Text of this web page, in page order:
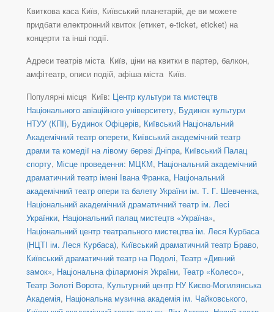
Квиткова каса Київ, Київський планетарій, де ви можете
придбати електронний квиток (етикет, e-ticket, eticket) на
концерти та інші події.
Адреси театрів міста Київ, ціни на квитки в партер, балкон,
амфітеатр, описи подій, афіша міста Київ.
Популярні місця Київ: Центр культури та мистецтв
Національного авіаційного університету, Будинок культури
НТУУ (КПІ), Будинок Офіцерів, Київський Національний
Академічний театр оперети, Київський академічний театр
драми та комедії на лівому березі Дніпра, Київський Палац
спорту, Місце проведення: МЦКМ, Національний академічний
драматичний театр імені Івана Франка, Національний
академічний театр опери та балету України ім. Т. Г. Шевченка,
Національний академічний драматичний театр ім. Лесі
Українки, Національний палац мистецтв «Україна»,
Національний центр театрального мистецтва ім. Леся Курбаса
(НЦТІ ім. Леся Курбаса), Київський драматичний театр Браво,
Київський драматичний театр на Подолі, Театр «Дивний
замок», Національна філармонія України, Театр «Колесо»,
Театр Золоті Ворота, Культурний центр НУ Києво-Могилянська
Академія, Національна музична академія ім. Чайковського,